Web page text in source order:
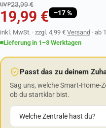
UVP23,99 €
19,99 € −17 %
inkl. MwSt. · zzgl. 4,99 € Versand · ab
Lieferung in 1–3 Werktagen
Passt das zu deinem
Sag uns, welche Smart-Home-
ob du startklar bist.
Welche Zentrale hast du?